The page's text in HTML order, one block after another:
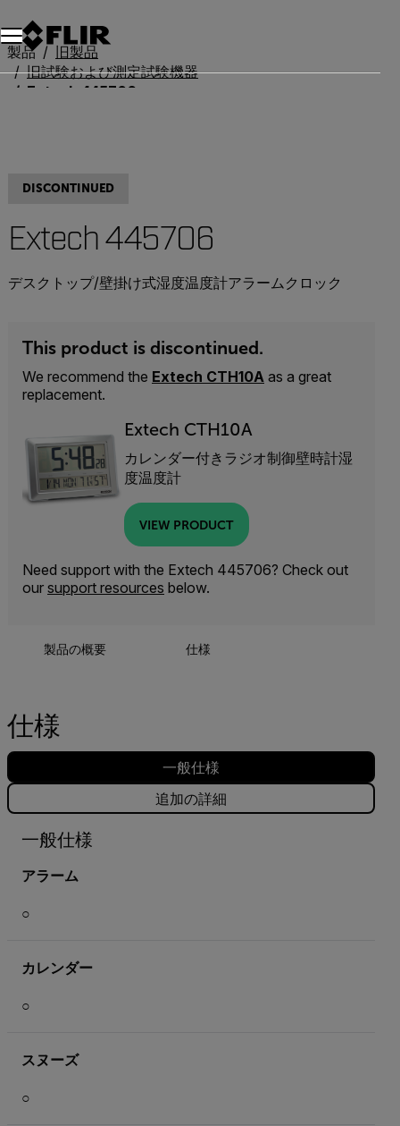
製品
旧製品
旧試験および測定試験機器
Extech 445706
DISCONTINUED
Extech 445706
デスクトップ/壁掛け式湿度温度計アラームクロック
This product is discontinued.
We recommend the Extech CTH10A as a great
replacement.
Extech CTH10A
カレンダー付きラジオ制御壁時計湿
度温度計
VIEW PRODUCT
Need support with the Extech 445706? Check out
our support resources below.
製品の概要 仕様
仕様
一般仕様
追加の詳細
一般仕様
アラーム
○
カレンダー
○
スヌーズ
○